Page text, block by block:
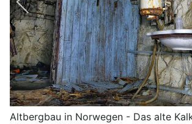
Altbergbau in Norwegen - Das alte